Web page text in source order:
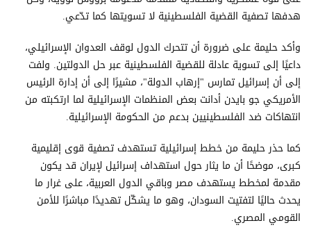
هدفها تصفية القضية الفلسطينية لا تسويتها كما تدّعي.
وأكد حليمة على ضرورة أن تتحرك الدول لوقف العدوان الإسرائيلي،
داعيًا إلى تسوية عادلة للقضية الفلسطينية عبر حل الدولتين. ولفت
إلى أن إسرائيل تمارس "إرهاب الدولة"، مشيرًا إلى أن إدارة الرئيس
الأمريكي جو بايدن أدانت بعض المنظمات الإسرائيلية لما ارتكبته من
انتهاكات ضد الفلسطينيين بدعم من الحكومة الإسرائيلية.
كما حذر حليمة من خطط إسرائيلية تستهدف تصفية قوى إقليمية
كبرى، موضحًا أن ما يثار حول استهداف إسرائيل لإيران قد يكون
مقدمة لمخطط يستهدف مصر وباقي الدول العربية، على غرار ما
يحدث حاليًا لتفتيت السودان، وهو ما يشكّل تهديدًا مباشرًا للأمن
القومي المصري.